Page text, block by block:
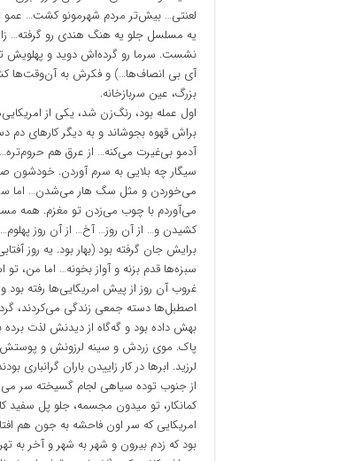
لعنتی… بیش‌تر مردم شهرمونو کشت… عمو
یه مسلسل جلو یه هنگ هندی رو گرفته…
نشست. سرما رو گرده‌اش دوید و پهلویش
آی بی انصاف‌ها…) و فکرش به آن‌وقت‌ها
بزرگ، عین سربازخانه.
اول عمله بود، رنگ‌زن شد، یکی از
براش قهوه بجوشاند و به دیگر کارهای
آدمو بی‌غیرت می‌کنه… از عرق هم
سیگار چه بلایی به سرم آوردن.
می‌خوردن و مثل سگ هار می‌شدن… اما سر
می‌آوردم با چوب می‌زدن تو مغزم. همه
کشیدن و… از آن روز… آخ… از آن روز
برایش جان گرفته بود (بهار بود. یه روز
سبزه‌ها قدم بزنه و آواز بخونه… اما
غروب آن روز از پیش امریکایی‌ها رفته بود
اصطبل‌ها دسته جمعی زندگی می‌کردند،
بهش داده بود و گه‌گاه از دیدنش لذت
پاک. موی زردش و سینه لرزونش و
لرزید. ابرها در کار زاییدن باران گرانباری
از جنوب توده سیاهی لجام گسیخته سر
کمانکار، تو میدون مجسمه، جلو پل
امریکایی که سر اون فاحشه به جون هم
بود که زدم بیرون و شهر به شهر و آخر به